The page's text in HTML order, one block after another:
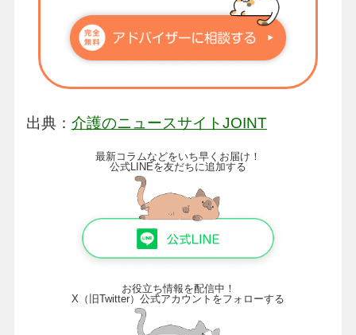
出典： 介護のニュースサイトJOINT
最新コラムなどをいち早くお届け！
公式LINEを友だちに追加する
お役立ち情報を配信中！
X（旧Twitter）公式アカウントをフォローする